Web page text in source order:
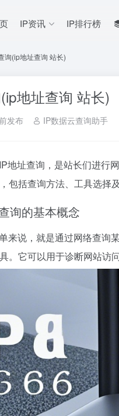
IP资讯 IP排行榜
询(ip地址查询 站长)
地址查询 站长)
发布 IP数据云查询助手
地址查询，是站长们进行
包括查询方法、工具选择
询的基本概念
来说，就是通过网络查询
。它可以用于诊断网站访